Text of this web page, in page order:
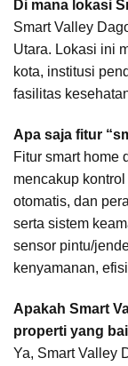
Di mana lokasi
Smart Valley
Utara. Lokasi ini
kota, institusi
fasilitas
Apa saja fitur
Fitur smart home
mencakup
otomatis, dan
serta sistem
sensor pintu/
kenyamanan,
Apakah Smart
properti yang
Ya, Smart Valley